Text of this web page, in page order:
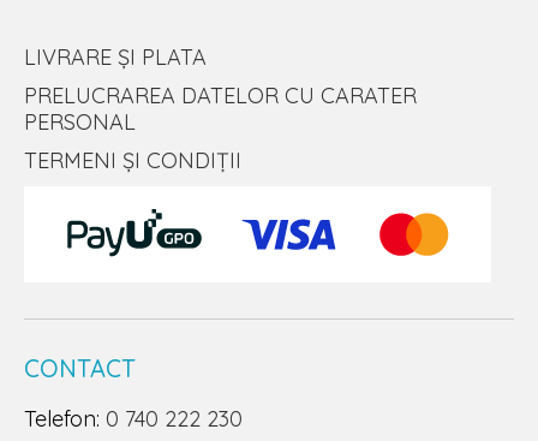
LIVRARE ȘI PLATA
PRELUCRAREA DATELOR CU CARATER
PERSONAL
TERMENI ȘI CONDIȚII
CONTACT
Telefon: 0 740 222 230